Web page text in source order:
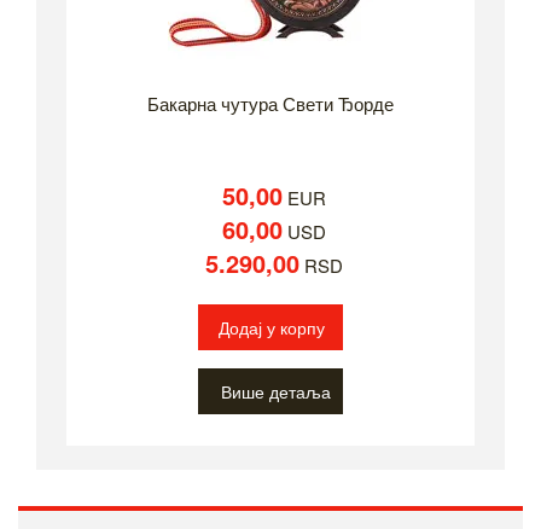
Бакарна чутура Свети Ђорде
50,00EUR
60,00USD
5.290,00RSD
Додај у корпу
Више детаља